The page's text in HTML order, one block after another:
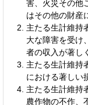
害、火災その他
はその他の財産
主たる生計維持
大な障害を受け
者の収入が著し
主たる生計維持
における著しい
主たる生計維持
農作物の不作、